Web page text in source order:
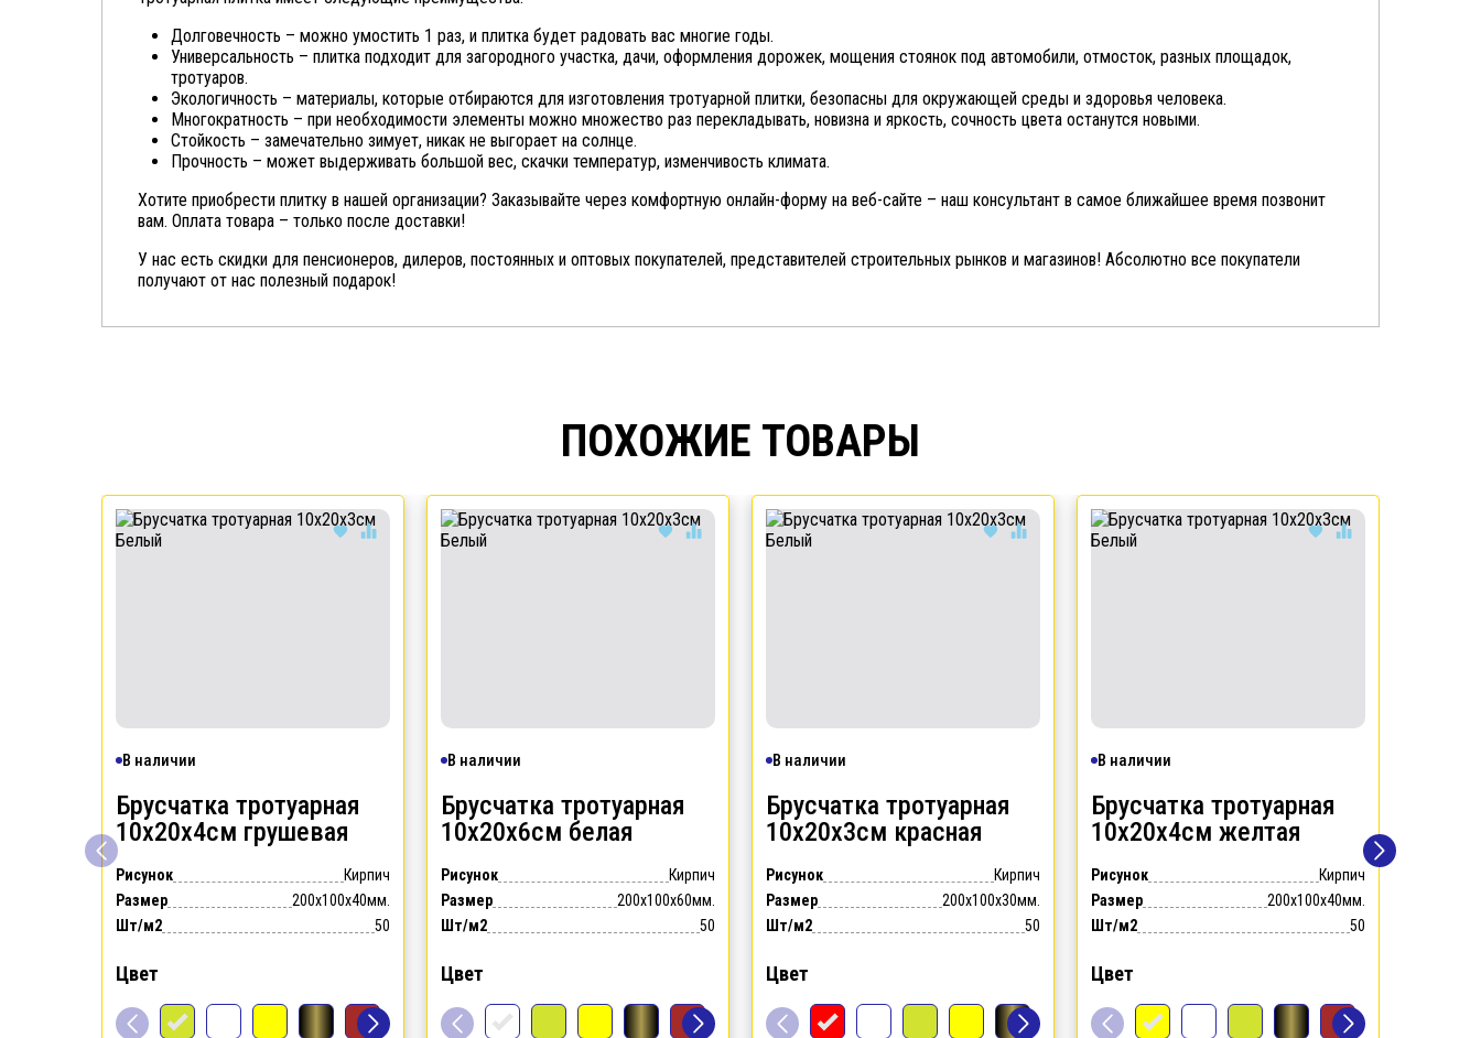
Долговечность – можно умостить 1 раз, и плитка будет радовать вас многие годы.
Универсальность – плитка подходит для загородного участка, дачи, оформления дорожек, мощения стоянок под автомобили, отмосток, разных площадок,
тротуаров.
Экологичность – материалы, которые отбираются для изготовления тротуарной плитки, безопасны для окружающей среды и здоровья человека.
Многократность – при необходимости элементы можно множество раз перекладывать, новизна и яркость, сочность цвета останутся новыми.
Стойкость – замечательно зимует, никак не выгорает на солнце.
Прочность – может выдерживать большой вес, скачки температур, изменчивость климата.
Хотите приобрести плитку в нашей организации? Заказывайте через комфортную онлайн-форму на веб-сайте – наш консультант в самое ближайшее время позвонит
вам. Оплата товара – только после доставки!
У нас есть скидки для пенсионеров, дилеров, постоянных и оптовых покупателей, представителей строительных рынков и магазинов! Абсолютно все покупатели
получают от нас полезный подарок!
ПОХОЖИЕ ТОВАРЫ
В наличии
Брусчатка тротуарная
10х20х4см грушевая
Рисунок
Кирпич
Размер
200x100x40мм.
Шт/м2
50
Цвет
В наличии
Брусчатка тротуарная
10х20х6см белая
Рисунок
Кирпич
Размер
200x100x60мм.
Шт/м2
50
Цвет
В наличии
Брусчатка тротуарная
10х20х3см красная
Рисунок
Кирпич
Размер
200x100x30мм.
Шт/м2
50
Цвет
В наличии
Брусчатка тротуарная
10х20х4см желтая
Рисунок
Кирпич
Размер
200x100x40мм.
Шт/м2
50
Цвет